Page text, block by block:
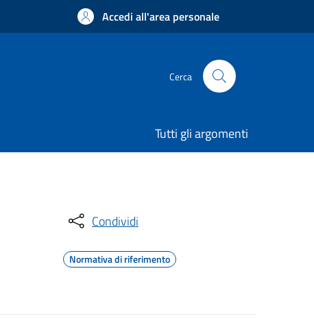
Accedi all'area personale
Cerca
Tutti gli argomenti
Condividi
Normativa di riferimento